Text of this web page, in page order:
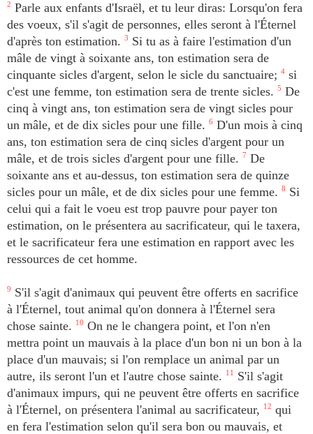
2 Parle aux enfants d'Israël, et tu leur diras: Lorsqu'on fera
des voeux, s'il s'agit de personnes, elles seront à l'Éternel
d'après ton estimation. 3
Si tu as à faire l'estimation d'un
mâle de vingt à soixante ans, ton estimation sera de
cinquante sicles d'argent, selon le sicle du sanctuaire; 4 si
c'est une femme, ton estimation sera de trente sicles. 5 De
cinq à vingt ans, ton estimation sera de vingt sicles pour
un mâle, et de dix sicles pour une fille. 6 D'un mois à cinq
ans, ton estimation sera de cinq sicles d'argent pour un
mâle, et de trois sicles d'argent pour une fille. 7 De
soixante ans et au-dessus, ton estimation sera de quinze
sicles pour un mâle, et de dix sicles pour une femme. 8
Si
celui qui a fait le voeu est trop pauvre pour payer ton
estimation, on le présentera au sacrificateur, qui le taxera,
et le sacrificateur fera une estimation en rapport avec les
ressources de cet homme.
9
S'il s'agit d'animaux qui peuvent être offerts en sacrifice
à l'Éternel, tout animal qu'on donnera à l'Éternel sera
chose sainte.
10 On ne le changera point, et l'on n'en
mettra point un mauvais à la place d'un bon ni un bon à la
place d'un mauvais; si l'on remplace un animal par un
autre, ils seront l'un et l'autre chose sainte.
11
S'il s'agit
d'animaux impurs, qui ne peuvent être offerts en sacrifice
à l'Éternel, on présentera l'animal au sacrificateur,
12 qui
en fera l'estimation selon qu'il sera bon ou mauvais, et